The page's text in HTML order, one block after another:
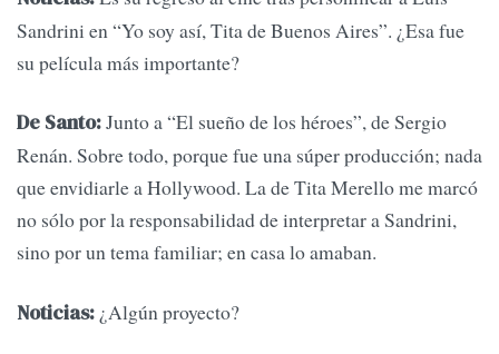
Sandrini en “Yo soy así, Tita de Buenos Aires”. ¿Esa fue
su película más importante?
De Santo:Junto a “El sueño de los héroes”, de Sergio
Renán. Sobre todo, porque fue una súper producción; nada
que envidiarle a Hollywood. La de Tita Merello me marcó
no sólo por la responsabilidad de interpretar a Sandrini,
sino por un tema familiar; en casa lo amaban.
Noticias: ¿Algún proyecto?